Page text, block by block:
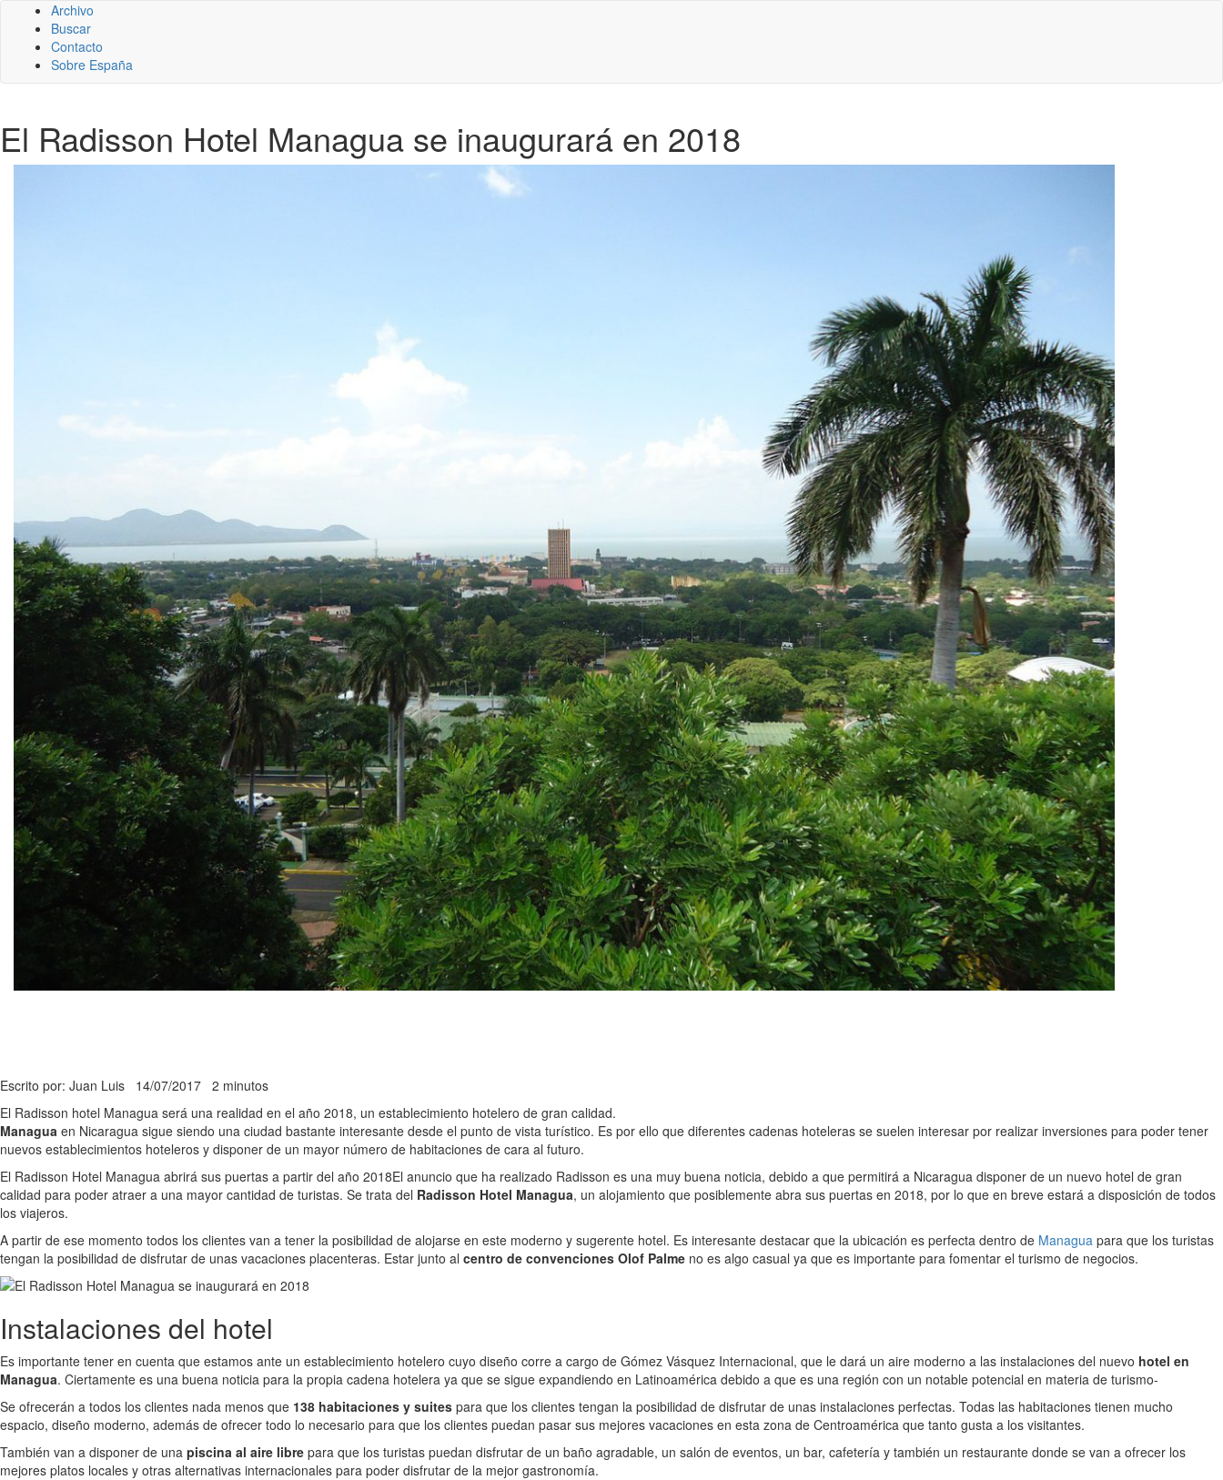
Archivo
Buscar
Contacto
Sobre España
El Radisson Hotel Managua se inaugurará en 2018
Escrito por: Juan Luis 14/07/2017 2 minutos
El Radisson hotel Managua será una realidad en el año 2018, un establecimiento hotelero de gran calidad.
Managua en Nicaragua sigue siendo una ciudad bastante interesante desde el punto de vista turístico. Es por ello que diferentes cadenas hoteleras se suelen interesar por realizar inversiones para poder tener
nuevos establecimientos hoteleros y disponer de un mayor número de habitaciones de cara al futuro.
El Radisson Hotel Managua abrirá sus puertas a partir del año 2018El anuncio que ha realizado Radisson es una muy buena noticia, debido a que permitirá a Nicaragua disponer de un nuevo hotel de gran
calidad para poder atraer a una mayor cantidad de turistas. Se trata del Radisson Hotel Managua, un alojamiento que posiblemente abra sus puertas en 2018, por lo que en breve estará a disposición de todos
los viajeros.
A partir de ese momento todos los clientes van a tener la posibilidad de alojarse en este moderno y sugerente hotel. Es interesante destacar que la ubicación es perfecta dentro de Managua para que los turistas
tengan la posibilidad de disfrutar de unas vacaciones placenteras. Estar junto al centro de convenciones Olof Palme no es algo casual ya que es importante para fomentar el turismo de negocios.
Instalaciones del hotel
Es importante tener en cuenta que estamos ante un establecimiento hotelero cuyo diseño corre a cargo de Gómez Vásquez Internacional, que le dará un aire moderno a las instalaciones del nuevo hotel en
Managua. Ciertamente es una buena noticia para la propia cadena hotelera ya que se sigue expandiendo en Latinoamérica debido a que es una región con un notable potencial en materia de turismo-
Se ofrecerán a todos los clientes nada menos que 138 habitaciones y suites para que los clientes tengan la posibilidad de disfrutar de unas instalaciones perfectas. Todas las habitaciones tienen mucho
espacio, diseño moderno, además de ofrecer todo lo necesario para que los clientes puedan pasar sus mejores vacaciones en esta zona de Centroamérica que tanto gusta a los visitantes.
También van a disponer de una piscina al aire libre para que los turistas puedan disfrutar de un baño agradable, un salón de eventos, un bar, cafetería y también un restaurante donde se van a ofrecer los
mejores platos locales y otras alternativas internacionales para poder disfrutar de la mejor gastronomía.